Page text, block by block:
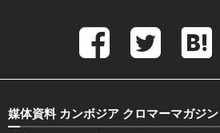
媒体資料 カンボジア クロマーマガジン